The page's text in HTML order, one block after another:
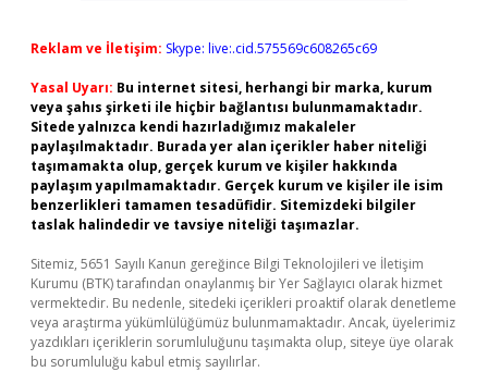
Reklam ve İletişim: Skype: live:.cid.575569c608265c69
Yasal Uyarı: Bu internet sitesi, herhangi bir marka, kurum
veya şahıs şirketi ile hiçbir bağlantısı bulunmamaktadır.
Sitede yalnızca kendi hazırladığımız makaleler
paylaşılmaktadır. Burada yer alan içerikler haber niteliği
taşımamakta olup, gerçek kurum ve kişiler hakkında
paylaşım yapılmamaktadır. Gerçek kurum ve kişiler ile isim
benzerlikleri tamamen tesadüfidir. Sitemizdeki bilgiler
taslak halindedir ve tavsiye niteliği taşımazlar.
Sitemiz, 5651 Sayılı Kanun gereğince Bilgi Teknolojileri ve İletişim
Kurumu (BTK) tarafından onaylanmış bir Yer Sağlayıcı olarak hizmet
vermektedir. Bu nedenle, sitedeki içerikleri proaktif olarak denetleme
veya araştırma yükümlülüğümüz bulunmamaktadır. Ancak, üyelerimiz
yazdıkları içeriklerin sorumluluğunu taşımakta olup, siteye üye olarak
bu sorumluluğu kabul etmiş sayılırlar.